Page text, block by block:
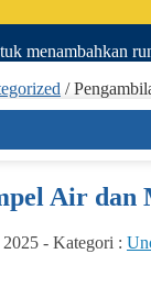
menambahkan
/
Air dan
2025 - Kategori :